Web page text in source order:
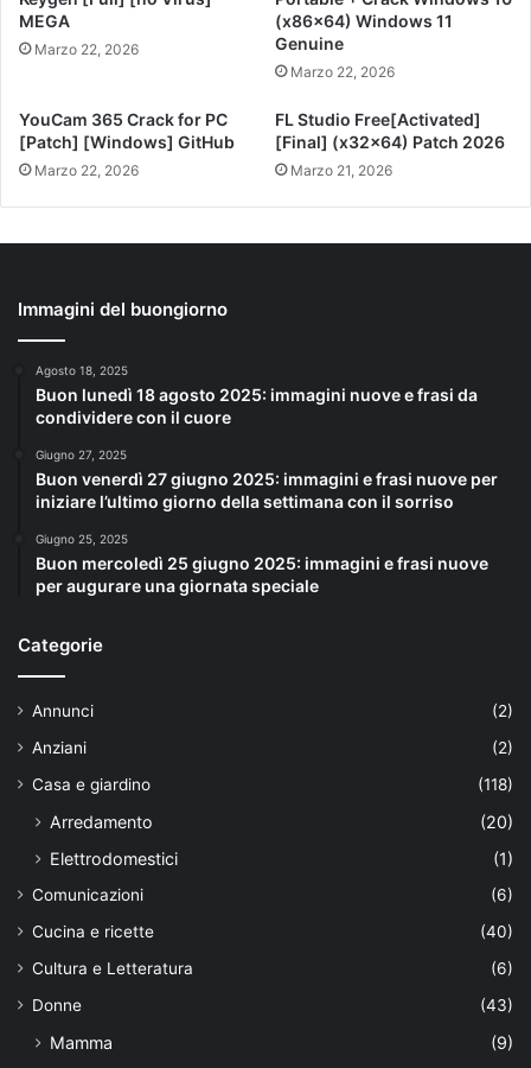
MEGA
Marzo 22, 2026
(x86x64) Windows 11
Genuine
Marzo 22, 2026
YouCam 365 Crack for PC
[Patch] [Windows] GitHub
Marzo 22, 2026
FL Studio Free[Activated]
[Final] (x32x64) Patch 2026
Marzo 21, 2026
Immagini del buongiorno
Agosto 18, 2025
Buon lunedì 18 agosto 2025: immagini nuove e frasi da
condividere con il cuore
Giugno 27, 2025
Buon venerdì 27 giugno 2025: immagini e frasi nuove per
iniziare l’ultimo giorno della settimana con il sorriso
Giugno 25, 2025
Buon mercoledì 25 giugno 2025: immagini e frasi nuove
per augurare una giornata speciale
Categorie
Annunci
(2)
Anziani
(2)
Casa e giardino
(118)
Arredamento
(20)
Elettrodomestici
(1)
Comunicazioni
(6)
Cucina e ricette
(40)
Cultura e Letteratura
(6)
Donne
(43)
Mamma (9)